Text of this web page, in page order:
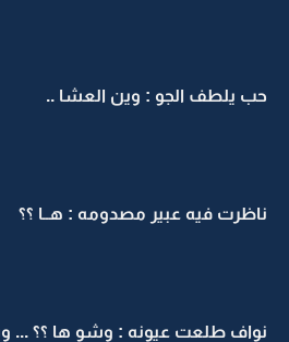
حب يلطف الجو : وين العشا ..
ناظرت فيه عبير مصدومه : هــا ؟؟
نواف طلعت عيونه : وشو ها ؟؟ ...